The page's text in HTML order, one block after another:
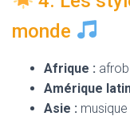
monde
Afrique :
Amérique
Asie :